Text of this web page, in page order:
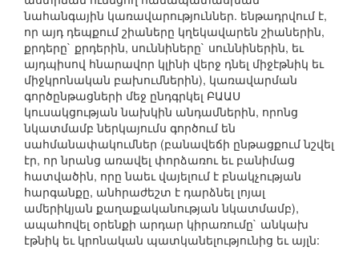
նահանգային կառավարություններ. ենթադրվում է,
որ այդ դեպքում շիաները կղեկավարեն շիաներին,
քրդերը` քրդերին, սուննիները` սուննիներին, եւ
այդպիսով հնարավոր կլինի վերջ դնել միջէթնիկ եւ
միջկրոնական բախումներին), կառավարման
գործընթացների մեջ ընդգրկել ԲԱԱՍ
կուսակցության նախկին անդամներին, որոնց
նկատմամբ ներկայումս գործում են
սահմանափակումներ (բանավեճի ընթացքում նշվել
էր, որ նրանց առավել փորձառու եւ բանիմաց
հատվածին, որը նաեւ վայելում է բնակչության
հարգանքը, անհրաժեշտ է դարձնել լոյալ
ամերիկյան քաղաքականության նկատմամբ),
ապահովել օրենքի արդար կիրառումը` անկախ
էթնիկ եւ կրոնական պատկանելությունից եւ այլն: